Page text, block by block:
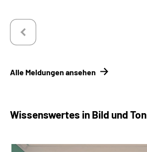
Alle Meldungen ansehen
Wissenswertes in Bild und Ton